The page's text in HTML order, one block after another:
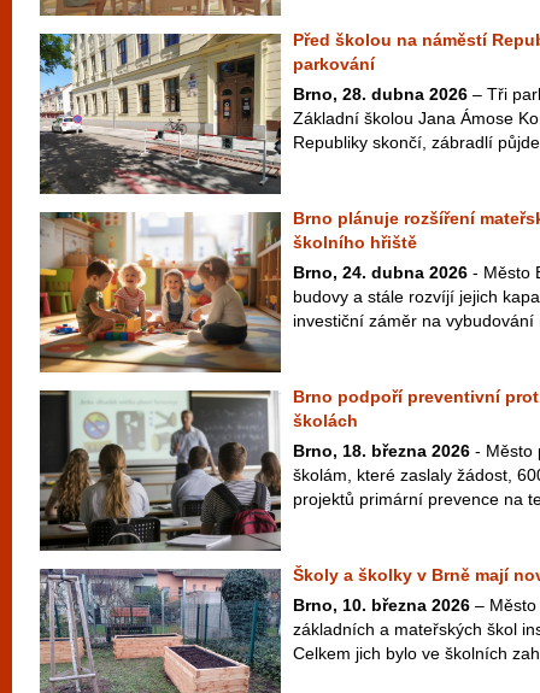
Před školou na náměstí
parkování
Brno, 28. dubna 2026 – Tři
Základní školou Jana Ámose
Republiky skončí, zábradlí
Brno plánuje rozšíření
školního hřiště
Brno, 24. dubna 2026 - Město
budovy a stále rozvíjí jejich
investiční záměr na
Brno podpoří preventivní
školách
Brno, 18. března 2026 - Město
školám, které zaslaly žádost,
projektů primární prevence na
Školy a školky v Brně mají
Brno, 10. března 2026 –
základních a mateřských škol
Celkem jich bylo ve školních